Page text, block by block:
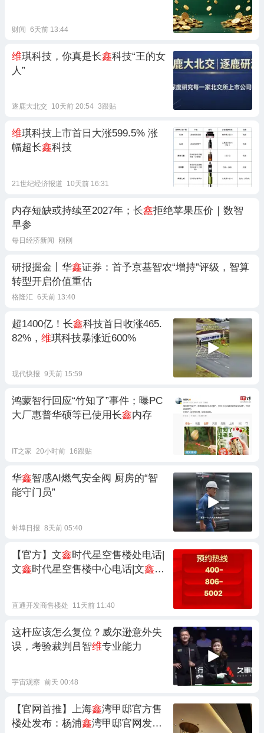
财闻 6天前 13:44
维琪科技，你真是长鑫科技“王的女
人”
逐鹿大北交 10天前 20:54 3跟贴
维琪科技上市首日大涨599.5% 涨
幅超长鑫科技
21世纪经济报道 10天前 16:31
内存短缺或持续至2027年；长鑫拒绝苹果压价｜数智
早参
每日经济新闻 刚刚
研报掘金丨华鑫证券：首予京基智农“增持”评级，智算
转型开启价值重估
格隆汇 6天前 13:40
超1400亿！长鑫科技首日收涨465.
82%， 维琪科技暴涨近600%
现代快报 9天前 15:59
鸿蒙智行回应“竹知了”事件；曝PC
大厂惠普华硕等已使用长鑫内存
IT之家 20小时前 16跟贴
华鑫智感AI燃气安全阀 厨房的“智
能守门员”
蚌埠日报 8天前 05:40
【官方】文鑫时代星空售楼处电话|
文鑫时代星空售楼中心电话|文鑫时
直通开发商售楼处 11天前 11:40
这杆应该怎么复位？威尔逊意外失
误，考验裁判吕智维专业能力
宇宙观察 前天 00:48
【官网首推】上海鑫湾甲邸官方售
楼处发布：杨浦鑫湾甲邸官网发布